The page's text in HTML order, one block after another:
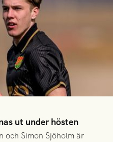
ut under hösten
och Simon Sjöholm är